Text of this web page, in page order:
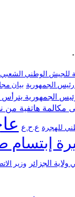
للجيش الوطني الشعبي
رئيس الجمهورية بيان
الجمهورية يترأس
مكالمة هاتفية من
للهجرة ع.ح.ع
إبتسام
ولاية الجزائر وزير